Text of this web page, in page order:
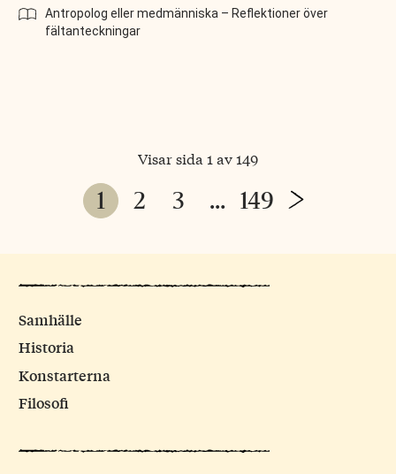
Antropolog eller medmänniska – Reflektioner över
fältanteckningar
Visar sida 1 av 149
navigation
1 2 3 … 149 Next
Samhälle
Historia
Konstarterna
Filosofi